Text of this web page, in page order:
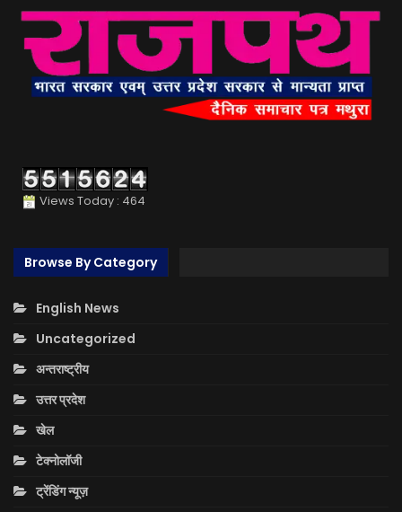
Views Today : 464
Browse By Category
English News
Uncategorized
अन्तराष्ट्रीय
उत्तर प्रदेश
खेल
टेक्नोलॉजी
ट्रेंडिंग न्यूज़